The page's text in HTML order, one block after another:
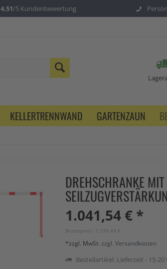
4,51/5 Kundenbewertung
KELLERTRENNWAND GARTENZAUN
DREHSCHRANKE
1.041,54 € *
Bruttopreis: 1.239,43 €
*zzgl. MwSt. zzgl. Versandkosten
Bestellartikel. Lieferzeit - 15-